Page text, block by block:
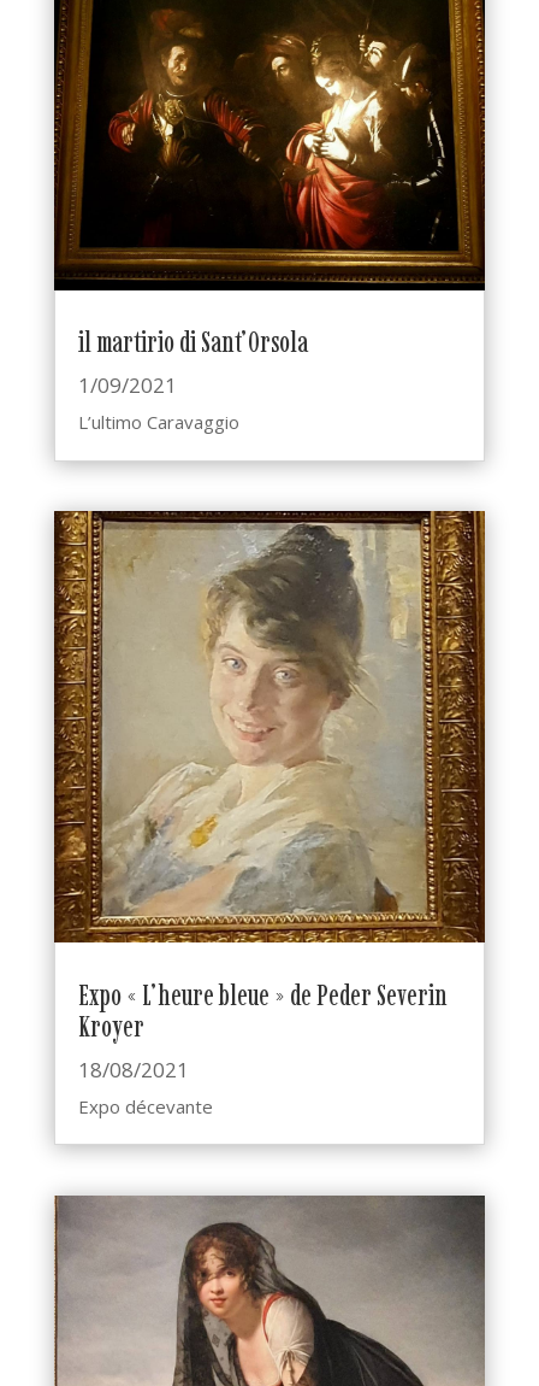
il martirio di Sant’Orsola
1/09/2021
L’ultimo Caravaggio
Expo « L’heure bleue » de Peder Severin
Kroyer
18/08/2021
Expo décevante